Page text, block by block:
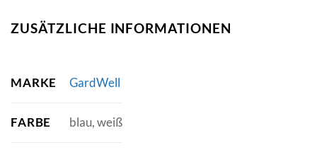
ZUSÄTZLICHE INFORMATIONEN
MARKE GardWell
FARBE blau, weiß